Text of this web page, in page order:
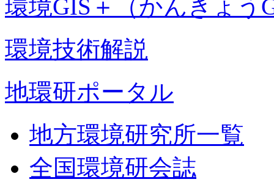
環境GIS＋（かんきょう
環境技術解説
地環研ポータル
地方環境研究所一覧
全国環境研会誌